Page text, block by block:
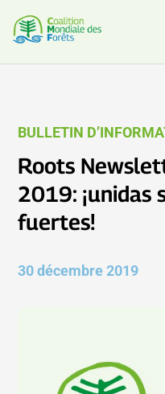
BULLETIN
Roots
2019: ¡unidas
fuertes!
30 décembre 2019